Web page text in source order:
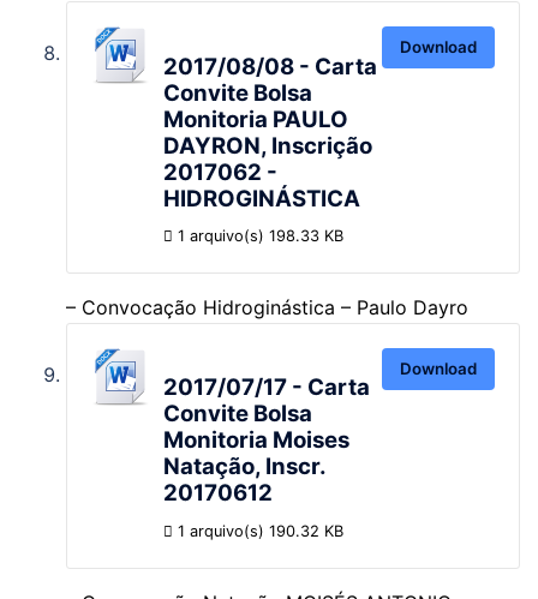
2017/08/08 - Carta
Convite Bolsa
Monitoria PAULO
DAYRON, Inscrição
2017062 -
HIDROGINÁSTICA
1 arquivo(s) 198.33 KB
Download
– Convocação Hidroginástica – Paulo Dayro
2017/07/17 - Carta
Convite Bolsa
Monitoria Moises
Natação, Inscr.
20170612
1 arquivo(s) 190.32 KB
Download